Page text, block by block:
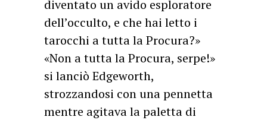
diventato un avido esploratore
dell’occulto, e che hai letto i
tarocchi a tutta la Procura?»
«Non a tutta la Procura, serpe!»
si lanciò Edgeworth,
strozzandosi con una pennetta
mentre agitava la paletta di